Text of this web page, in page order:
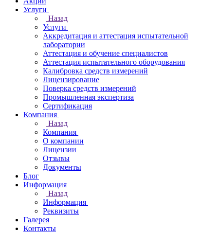
Услуги
Назад
Услуги
Аккредитация и аттестация испытательной
лаборатории
Аттестация и обучение специалистов
Аттестация испытательного оборудования
Калибровка средств измерений
Лицензирование
Поверка средств измерений
Промышленная экспертиза
Сертификация
Компания
Назад
Компания
О компании
Лицензии
Отзывы
Документы
Блог
Информация
Назад
Информация
Реквизиты
Галерея
Контакты